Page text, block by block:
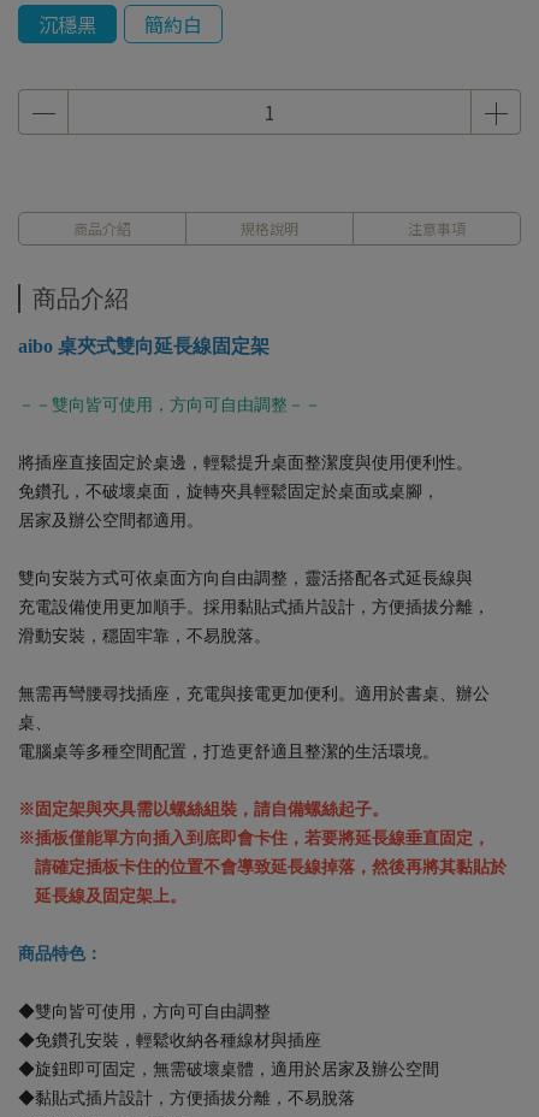
沉穩黑
簡約白
商品介紹 規格說明 注意事項
商品介紹
aibo 桌夾式雙向延長線固定架
－－雙向皆可使用，方向可自由調整－－
將插座直接固定於桌邊，輕鬆提升桌面整潔度與使用便利性。
免鑽孔，不破壞桌面，旋轉夾具輕鬆固定於桌面或桌腳，
居家及辦公空間都適用。
雙向安裝方式可依桌面方向自由調整，靈活搭配各式延長線與
充電設備使用更加順手。採用黏貼式插片設計，方便插拔分離，
滑動安裝，穩固牢靠，不易脫落。
無需再彎腰尋找插座，充電與接電更加便利。適用於書桌、辦公
桌、
電腦桌等多種空間配置，打造更舒適且整潔的生活環境。
※固定架與夾具需以螺絲組裝，請自備螺絲起子。
※插板僅能單方向插入到底即會卡住，若要將延長線垂直固定，
請確定插板卡住的位置不會導致延長線掉落，然後再將其黏貼於
延長線及固定架上。
商品特色：
◆雙向皆可使用，方向可自由調整
◆免鑽孔安裝，輕鬆收納各種線材與插座
◆旋鈕即可固定，無需破壞桌體，適用於居家及辦公空間
◆黏貼式插片設計，方便插拔分離，不易脫落